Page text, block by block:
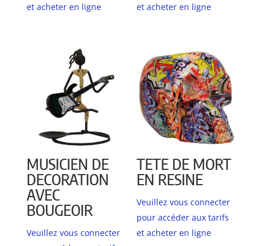
et acheter en ligne
et acheter en ligne
MUSICIEN DE
DECORATION
AVEC
BOUGEOIR
Veuillez vous connecter
TETE DE MORT
EN RESINE
Veuillez vous connecter
pour accéder aux tarifs
et acheter en ligne